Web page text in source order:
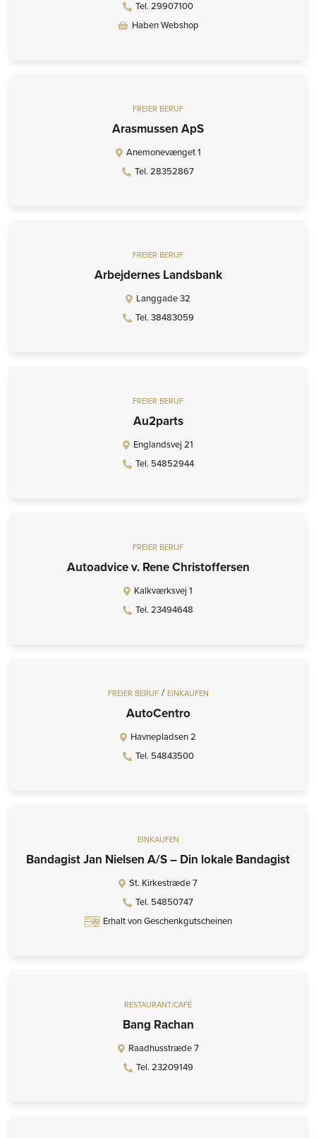
Tel. 29907100
Haben Webshop
FREIER BERUF
Arasmussen ApS
Anemonevænget 1
Tel. 28352867
FREIER BERUF
Arbejdernes Landsbank
Langgade 32
Tel. 38483059
FREIER BERUF
Au2parts
Englandsvej 21
Tel. 54852944
FREIER BERUF
Autoadvice v. Rene Christoffersen
Kalkværksvej 1
Tel. 23494648
FREIER BERUF/ EINKAUFEN
AutoCentro
Havnepladsen 2
Tel. 54843500
EINKAUFEN
Bandagist Jan Nielsen A/S – Din lokale Bandagist
St. Kirkestræde 7
Tel. 54850747
Erhalt von Geschenkgutscheinen
RESTAURANT/CAFÉ
Bang Rachan
Raadhusstræde 7
Tel. 23209149